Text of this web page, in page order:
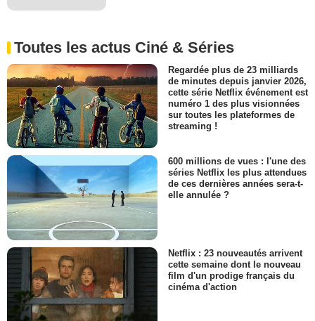
Toutes les actus Ciné & Séries
Regardée plus de 23 milliards
de minutes depuis janvier 2026,
cette série Netflix événement est
numéro 1 des plus visionnées
sur toutes les plateformes de
streaming !
600 millions de vues : l'une des
séries Netflix les plus attendues
de ces dernières années sera-t-
elle annulée ?
Netflix : 23 nouveautés arrivent
cette semaine dont le nouveau
film d'un prodige français du
cinéma d'action